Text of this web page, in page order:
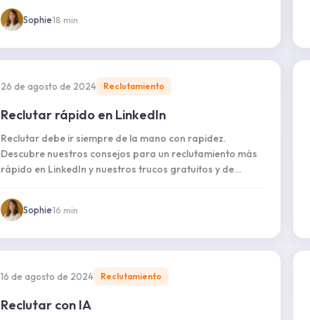
Sophie·18 min
26 de agosto de 2024 Reclutamiento
Reclutar rápido en LinkedIn
Reclutar debe ir siempre de la mano con rapidez.
Descubre nuestros consejos para un reclutamiento más
rápido en LinkedIn y nuestros trucos gratuitos y de
Sophie·16 min
16 de agosto de 2024 Reclutamiento
Reclutar con IA